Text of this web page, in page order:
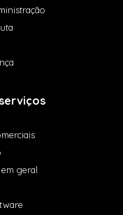
geral